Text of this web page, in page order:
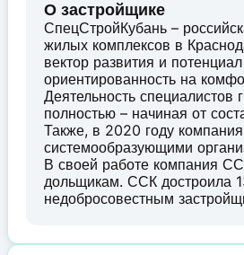
О застройщике
СпецСтройКубань –
жилых комплексов в
вектор развития и
ориентированность на
Деятельность
полностью – начиная от
Также, в 2020 году
системообразующими
В своей работе компания
дольщикам. ССК достроила
недобросовестным